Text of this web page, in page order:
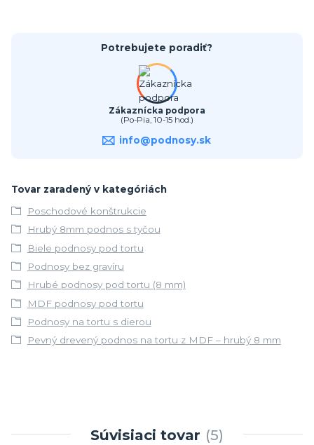
Potrebujete poradiť?
Zákaznícka podpora
(Po-Pia, 10-15 hod.)
info@podnosy.sk
Tovar zaradený v kategóriách
Poschodové konštrukcie
Hrubý 8mm podnos s tyčou
Biele podnosy pod tortu
Podnosy bez gravíru
Hrubé podnosy pod tortu (8 mm)
MDF podnosy pod tortu
Podnosy na tortu s dierou
Pevný drevený podnos na tortu z MDF – hrubý 8 mm
Súvisiaci tovar 5